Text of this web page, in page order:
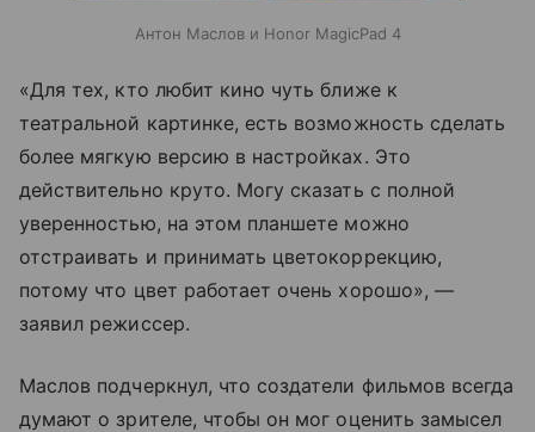
Антон Маслов и Honor MagicPad 4
«Для тех, кто любит кино чуть ближе к
театральной картинке, есть возможность сделать
более мягкую версию в настройках. Это
действительно круто. Могу сказать с полной
уверенностью, на этом планшете можно
отстраивать и принимать цветокоррекцию,
потому что цвет работает очень хорошо», —
заявил режиссер.
Маслов подчеркнул, что создатели фильмов всегда
думают о зрителе, чтобы он мог оценить замысел